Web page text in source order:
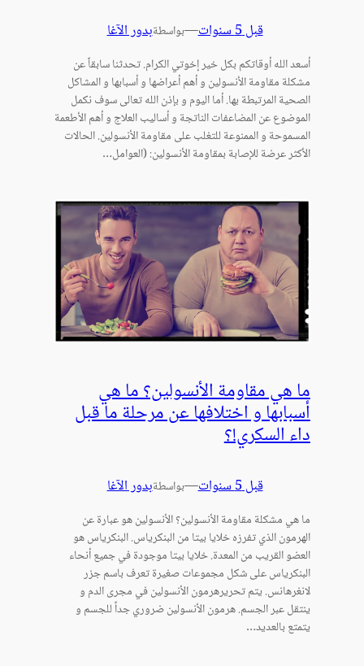
قبل 5 سنوات —بواسطةبدور الآغا
أسعد الله أوقاتكم بكل خير إخوتي الكرام. تحدثنا سابقاً عن
مشكلة مقاومة الأنسولين و أهم أعراضها و أسبابها و المشاكل
الصحية المرتبطة بها. أما اليوم و بإذن الله تعالى سوف نكمل
الموضوع عن المضاعفات الناتجة و أساليب العلاج و أهم الأطعمة
المسموحة و الممنوعة للتغلب على مقاومة الأنسولين. الحالات
الأكثر عرضة للإصابة بمقاومة الأنسولين: (العوامل…
ما هي مقاومة الأنسولين؟ ما هي
أسبابها و اختلافها عن مرحلة ما قبل
داء السكري!؟
قبل 5 سنوات —بواسطةبدور الآغا
ما هي مشكلة مقاومة الأنسولين؟ الأنسولين هو عبارة عن
الهرمون الذي تفرزه خلايا بيتا من البنكرياس. البنكرياس هو
العضو القريب من المعدة. خلايا بيتا موجودة في جميع أنحاء
البنكرياس على شكل مجموعات صغيرة تعرف باسم جزر
لانغرهانس. يتم تحريرهرمون الأنسولين في مجرى الدم و
ينتقل عبر الجسم. هرمون الأنسولين ضروري جداً للجسم و
يتمتع بالعديد…